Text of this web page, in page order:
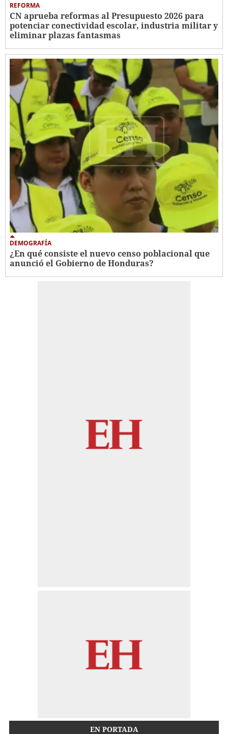
REFORMA
CN aprueba reformas al Presupuesto 2026 para
potenciar conectividad escolar, industria militar y
eliminar plazas fantasmas
DEMOGRAFÍA
¿En qué consiste el nuevo censo poblacional que
anunció el Gobierno de Honduras?
EN PORTADA